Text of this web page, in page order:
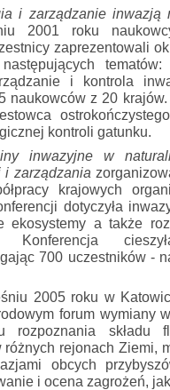
i zarządzanie inwazją
2001 roku
zaprezentowali
i kontrola
naukowców z 20
kontroli gatunku.
inwazyjne w
i zarządzania
krajowych
dotyczyła
ekosystemy a także
Konferencja
700 uczestników -
2005 roku w
forum wymiany
rozpoznania składu
rejonach Ziemi,
obcych
i ocena zagrożeń,